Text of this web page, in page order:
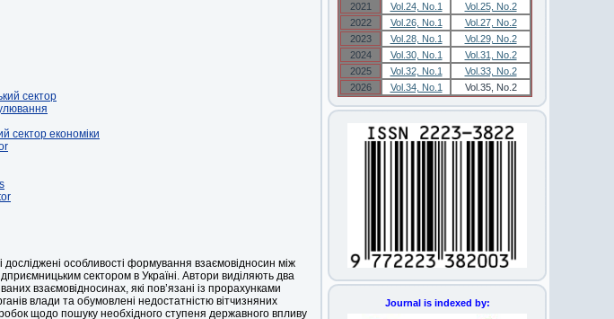
сектор
сектор економіки
досліджені особливості формування взаємовідносин між
сектором в Україні. Автори виділяють два
взаємовідносинах, які пов’язані із прорахунками
влади та обумовлені недостатністю вітчизняних
щодо пошуку необхідного ступеня державного впливу
2021
Vol.24, No.1
Vol.25, No.2
2022
Vol.26, No.1
Vol.27, No.2
2023
Vol.28, No.1
Vol.29, No.2
2024
Vol.30, No.1
Vol.31, No.2
2025
Vol.32, No.1
Vol.33, No.2
2026
Vol.34, No.1 Vol.35, No.2
Journal is indexed by: